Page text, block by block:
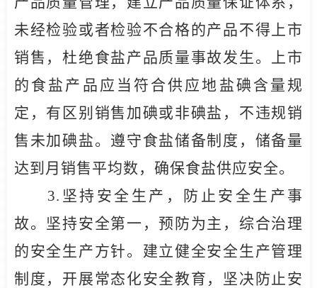
未经检验或者检验不合格的产品不得上市
销售，杜绝食盐产品质量事故发生。上市
的食盐产品应当符合供应地盐碘含量规
定，有区别销售加碘或非碘盐，不违规销
售未加碘盐。遵守食盐储备制度，储备量
达到月销售平均数，确保食盐供应安全。
3. 坚持安全生产，防止安全生产事
故。坚持安全第一，预防为主，综合治理
的安全生产方针。建立健全安全生产管理
制度，开展常态化安全教育，坚决防止安